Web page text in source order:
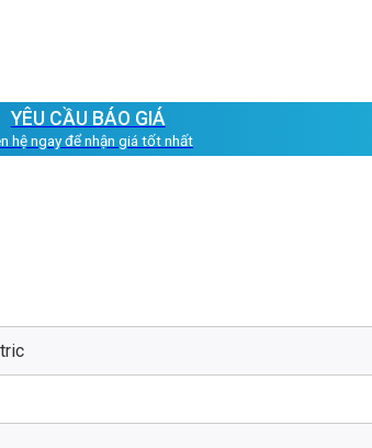
YÊU CẦU BÁO GIÁ
hệ ngay để nhận giá tốt nhất